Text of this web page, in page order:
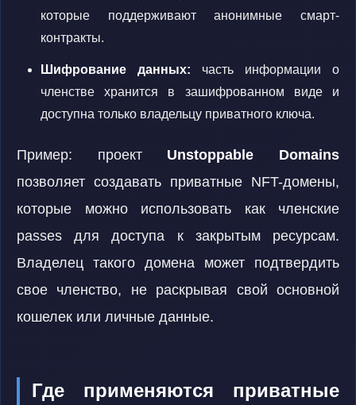
которые поддерживают анонимные смарт-
контракты.
Шифрование данных: часть информации о
членстве хранится в зашифрованном виде и
доступна только владельцу приватного ключа.
Пример: проект Unstoppable Domains
позволяет создавать приватные NFT-домены,
которые можно использовать как членские
passes для доступа к закрытым ресурсам.
Владелец такого домена может подтвердить
свое членство, не раскрывая свой основной
кошелек или личные данные.
Где применяются приватные